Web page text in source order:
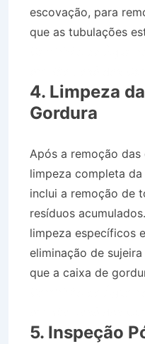
escovação, para
que as tubulações
4. Limpeza
Gordura
Após a remoção
limpeza completa
inclui a remoção de
resíduos
limpeza específicos
eliminação de
que a caixa de
5. Inspeção